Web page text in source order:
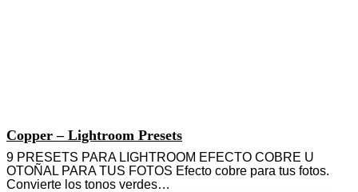
Copper – Lightroom Presets
9 PRESETS PARA LIGHTROOM EFECTO COBRE U
OTOÑAL PARA TUS FOTOS Efecto cobre para tus fotos.
Convierte los tonos verdes…